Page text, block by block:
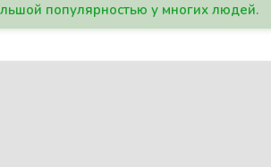
популярностью у многих людей.